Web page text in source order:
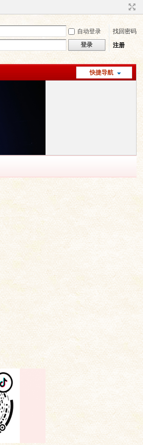
自动登录
找回密码
登录 注册
快捷导航